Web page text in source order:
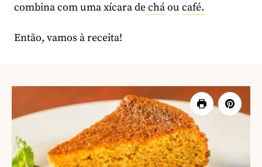
combina com uma xícara decháou café.
Então, vamos à receita!